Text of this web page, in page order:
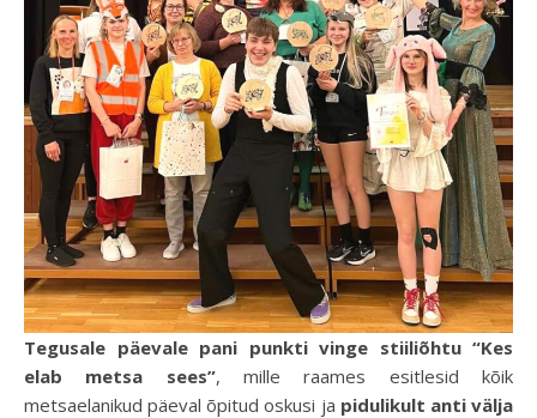
Tegusale päevale pani punkti vinge stiiliõhtu “Kes
elab metsa sees”, mille raames esitlesid kõik
metsaelanikud päeval õpitud oskusi ja pidulikult anti välja